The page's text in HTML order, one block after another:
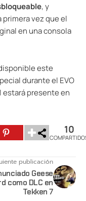
, y
primera vez que el
en una consola
este
durante el EVO
estará presente en
10
publicación
Geese
como DLC en
Tekken 7